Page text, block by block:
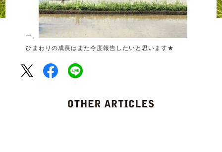
ー。
ひまわりの成長はまた今度報告したいと思います★